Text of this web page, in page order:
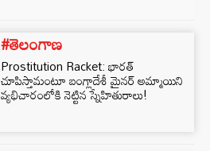
#తెలంగాణ
Prostitution Racket: భారత్
చూపిస్తామంటూ బంగ్లాదేశీ మైనర్ అమ్మాయిని
వ్యభిచారంలోకి నెట్టిన స్నేహితురాలు!